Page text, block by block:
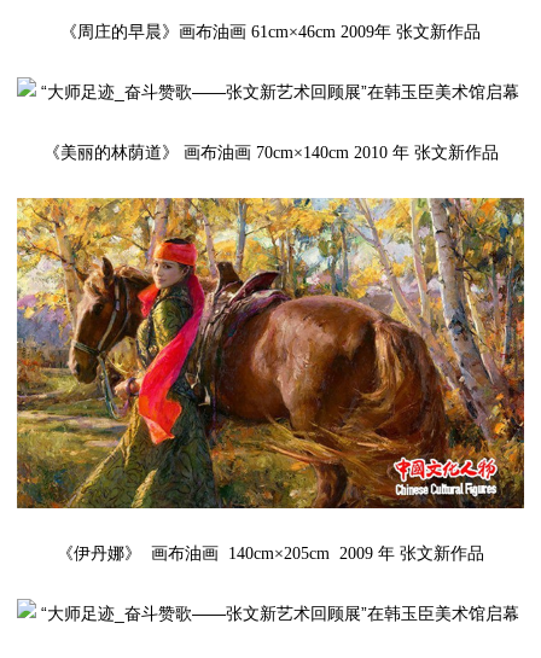
《周庄的早晨》画布油画 61cm×46cm 2009年 张文新作品
《美丽的林荫道》 画布油画 70cm×140cm 2010 年 张文新作品
《伊丹娜》 画布油画 140cm×205cm 2009 年 张文新作品